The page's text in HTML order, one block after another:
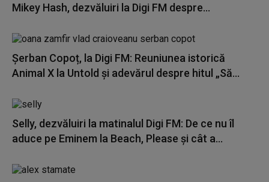
Mikey Hash, dezvăluiri la Digi FM despre...
Șerban Copoț, la Digi FM: Reuniunea istorică
Animal X la Untold și adevărul despre hitul „Să...
Selly, dezvăluiri la matinalul Digi FM: De ce nu îl
aduce pe Eminem la Beach, Please și cât a...